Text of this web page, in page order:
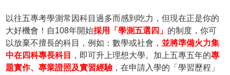
以往五專考學測常因科目過多而感到吃力，但現在正是你的
大好機會！自108年開始採用「學測五選四」 的制度，你可
以放棄不擅長的科目，例如：數學或社會，並將準備火力集
中在四科專長科目
，即可升上理想大學。加上五專五年的專
題實作、專業證照及實習經驗，在申請入學的「學習歷程」